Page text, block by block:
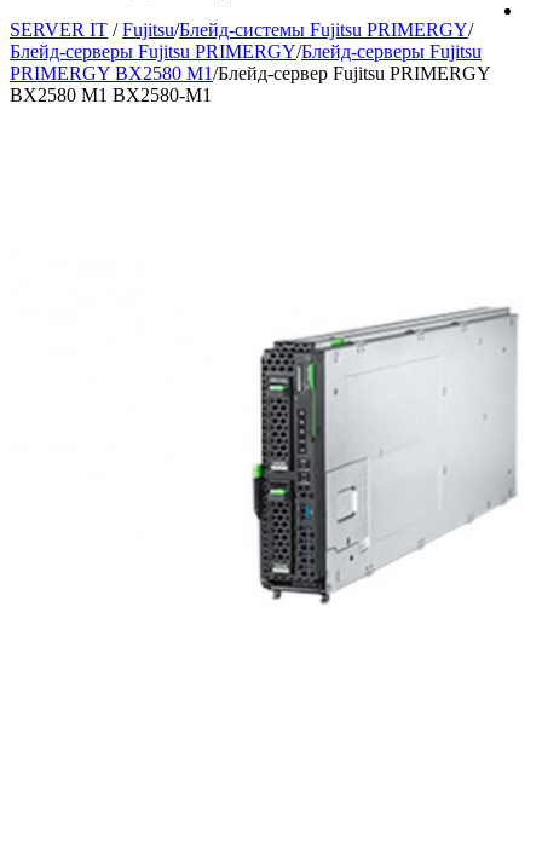
SERVER IT / Fujitsu/Блейд-системы Fujitsu PRIMERGY/
Блейд-серверы Fujitsu PRIMERGY/Блейд-серверы Fujitsu
PRIMERGY BX2580 M1/Блейд-сервер Fujitsu PRIMERGY
BX2580 M1 BX2580-M1